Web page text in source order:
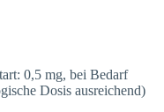
0,5 mg, bei Bedarf
Dosis ausreichend)